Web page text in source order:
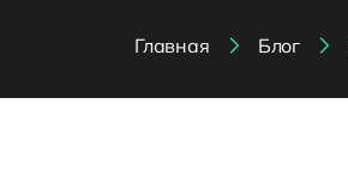
Главная Блог